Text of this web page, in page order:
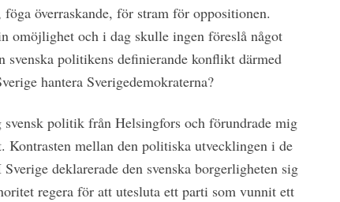
överraskande, för stram för oppositionen.
omöjlighet och i dag skulle ingen föreslå något
svenska politikens definierande konflikt därmed
hantera Sverigedemokraterna?
politik från Helsingfors och förundrade mig
Kontrasten mellan den politiska utvecklingen i de
deklarerade den svenska borgerligheten sig
regera för att utesluta ett parti som vunnit ett